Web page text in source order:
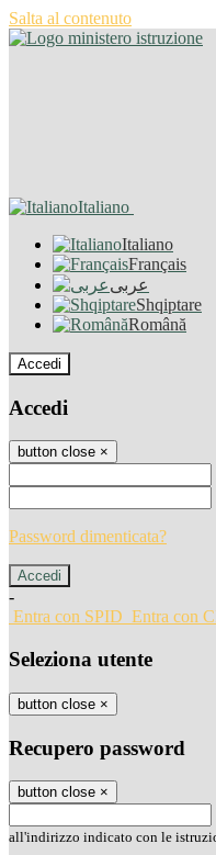
Salta al contenuto
Italiano
Italiano
Français
عربى
Shqiptare
Română
Accedi
Accedi
button close ×
Password dimenticata?
-
Entra con SPID Entra con
Seleziona utente
button close ×
Recupero password
button close ×
all'indirizzo indicato con le